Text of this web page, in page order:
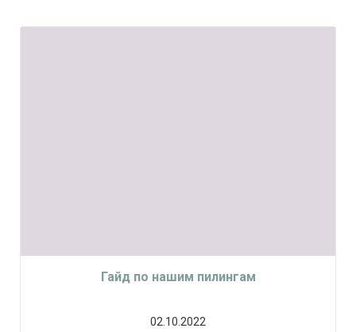
Гайд по нашим пилингам
02.10.2022